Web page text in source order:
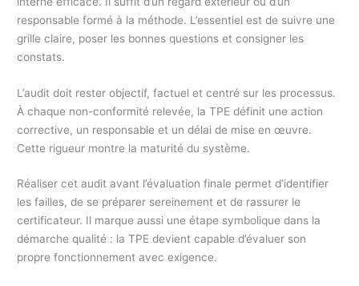
responsable formé à la méthode. L’essentiel est de suivre une
grille claire, poser les bonnes questions et consigner les
constats.
L’audit doit rester objectif, factuel et centré sur les processus.
À chaque non-conformité relevée, la TPE définit une action
corrective, un responsable et un délai de mise en œuvre.
Cette rigueur montre la maturité du système.
Réaliser cet audit avant l’évaluation finale permet d’identifier
les failles, de se préparer sereinement et de rassurer le
certificateur. Il marque aussi une étape symbolique dans la
démarche qualité : la TPE devient capable d’évaluer son
propre fonctionnement avec exigence.